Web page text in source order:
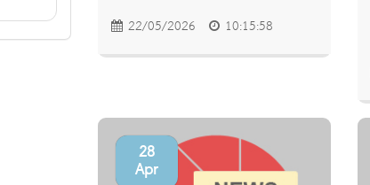
22/05/2026 10:15:58
28
Apr